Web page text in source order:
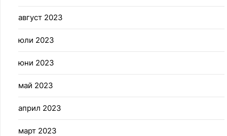
август 2023
юли 2023
юни 2023
май 2023
април 2023
март 2023